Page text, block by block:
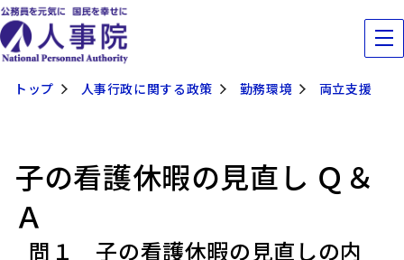
トップ 人事行政に関する政策 勤務環境 両立支援
子の看護休暇の見直し Ｑ＆
Ａ
子の看護休暇の見直しの内